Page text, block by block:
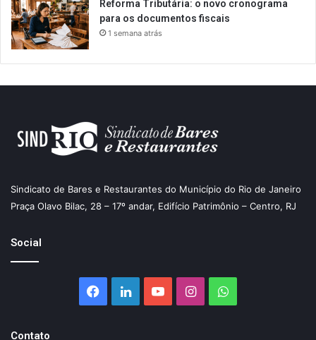
Reforma Tributária: o novo cronograma
para os documentos fiscais
1 semana atrás
Sindicato de Bares e Restaurantes do Município do Rio de Janeiro
Praça Olavo Bilac, 28 – 17º andar, Edifício Patrimônio – Centro, RJ
Social
Facebook
LinkedinYouTubeInstagramWhatsApp
Contato